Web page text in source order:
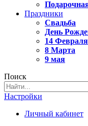
Праздники
Свадьба
День
14 Февраля
8 Марта
9 мая
Поиск
Настройки
Личный кабинет